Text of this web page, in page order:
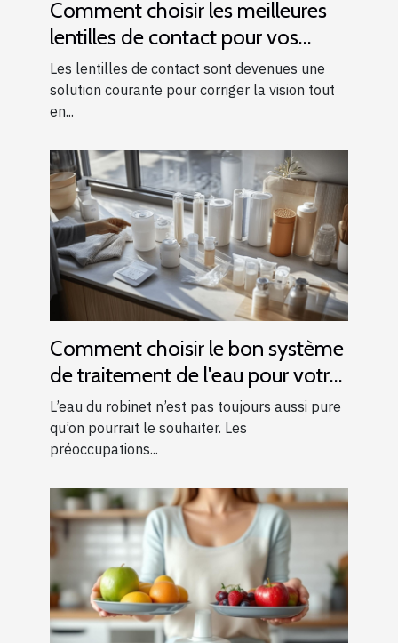
Comment choisir les meilleures
lentilles de contact pour vos
besoins
Les lentilles de contact sont devenues une
solution courante pour corriger la vision tout
en...
Comment choisir le bon système
de traitement de l'eau pour votre
foyer
L’eau du robinet n’est pas toujours aussi pure
qu’on pourrait le souhaiter. Les
préoccupations...